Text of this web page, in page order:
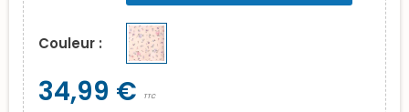
Couleur :
34,99 € TTC